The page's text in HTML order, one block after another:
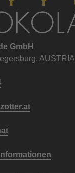
GmbH
AUSTRIA